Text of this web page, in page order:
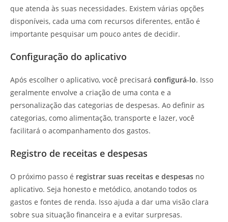
que atenda às suas necessidades. Existem várias opções
disponíveis, cada uma com recursos diferentes, então é
importante pesquisar um pouco antes de decidir.
Configuração do aplicativo
Após escolher o aplicativo, você precisará configurá-lo. Isso
geralmente envolve a criação de uma conta e a
personalização das categorias de despesas. Ao definir as
categorias, como alimentação, transporte e lazer, você
facilitará o acompanhamento dos gastos.
Registro de receitas e despesas
O próximo passo é registrar suas receitas e despesas no
aplicativo. Seja honesto e metódico, anotando todos os
gastos e fontes de renda. Isso ajuda a dar uma visão clara
sobre sua situação financeira e a evitar surpresas.